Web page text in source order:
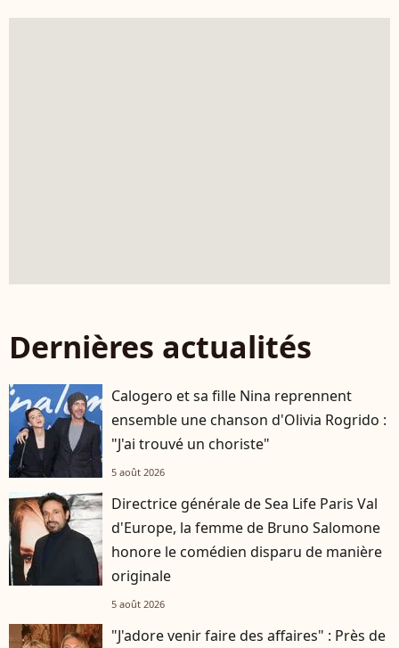
Dernières actualités
Calogero et sa fille Nina reprennent
ensemble une chanson d'Olivia Rogrido :
"J'ai trouvé un choriste"
5 août 2026
Directrice générale de Sea Life Paris Val
d'Europe, la femme de Bruno Salomone
honore le comédien disparu de manière
originale
5 août 2026
"J'adore venir faire des affaires" : Près de